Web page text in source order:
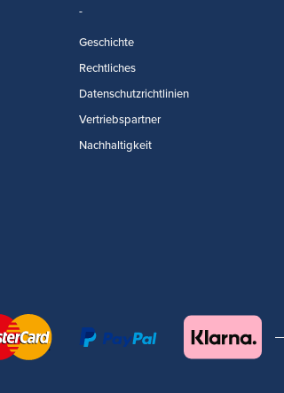
Geschichte
Rechtliches
Datenschutzrichtlinien
Vertriebspartner
Nachhaltigkeit